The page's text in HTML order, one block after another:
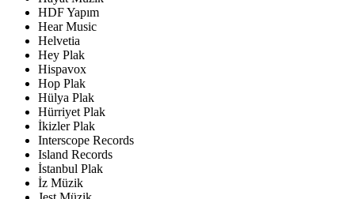
HDF Yapım
Hear Music
Helvetia
Hey Plak
Hispavox
Hop Plak
Hülya Plak
Hürriyet Plak
İkizler Plak
Interscope Records
Island Records
İstanbul Plak
İz Müzik